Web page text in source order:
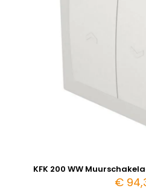
KFK 200 WW
€